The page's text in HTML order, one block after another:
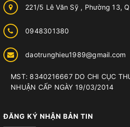
221/5 Lê Văn Sỹ , Phường 13,
0948301380
daotrunghieu1989@gmail.com
MST: 8340216667 DO CHI CỤC
NHUẬN CẤP NGÀY 19/03/2014
ĐĂNG KÝ NHẬN BẢN TIN